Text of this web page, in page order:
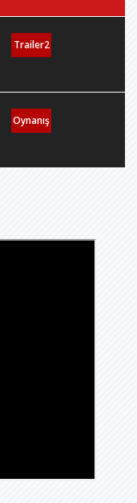
Trailer2
Oynanış